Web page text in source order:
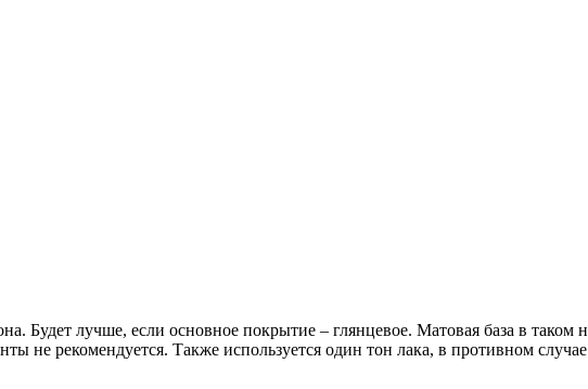
Будет лучше, если основное покрытие – глянцевое. Матовая база в таком
не рекомендуется. Также используется один тон лака, в противном